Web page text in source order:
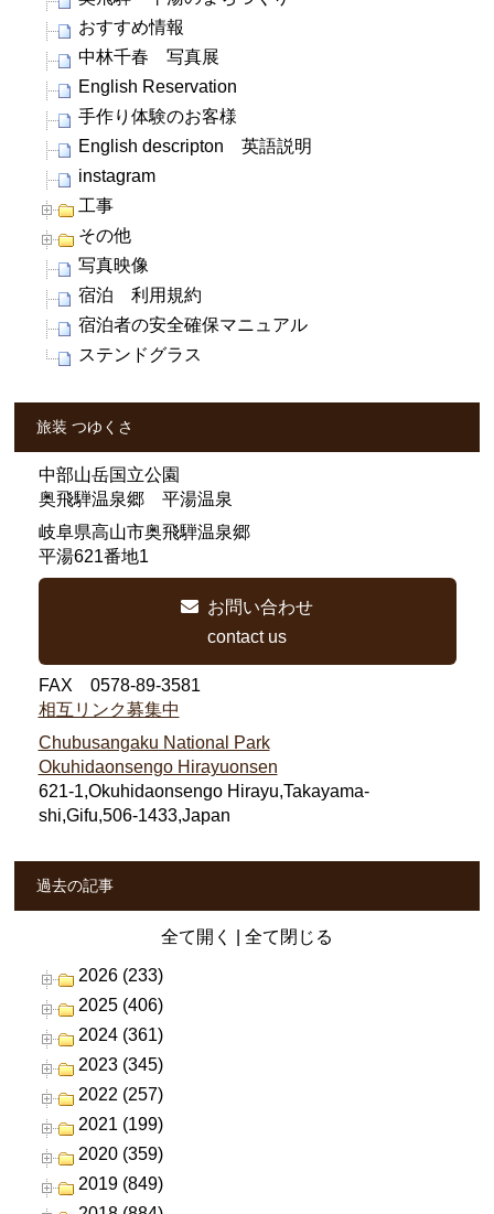
おすすめ情報
中林千春 写真展
English Reservation
手作り体験のお客様
English descripton 英語説明
instagram
工事
その他
写真映像
宿泊 利用規約
宿泊者の安全確保マニュアル
ステンドグラス
旅装 つゆくさ
中部山岳国立公園
奥飛騨温泉郷 平湯温泉
岐阜県高山市奥飛騨温泉郷
平湯621番地1
お問い合わせ
contact us
FAX 0578-89-3581
相互リンク募集中
Chubusangaku National Park
Okuhidaonsengo Hirayuonsen
621-1,Okuhidaonsengo Hirayu,Takayama-
shi,Gifu,506-1433,Japan
過去の記事
全て開く 全て閉じる
2026 (233)
2025 (406)
2024 (361)
2023 (345)
2022 (257)
2021 (199)
2020 (359)
2019 (849)